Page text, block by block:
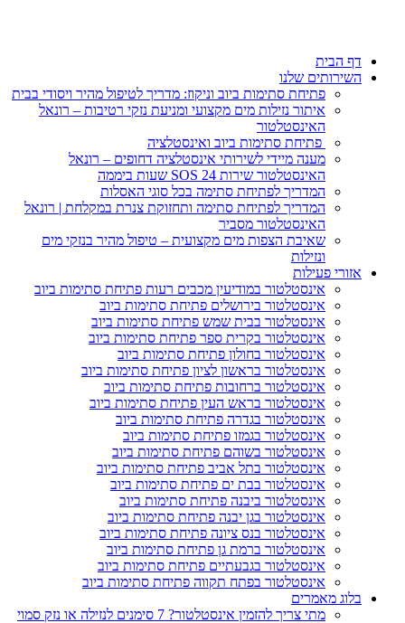
הבית
שלנו
פתיחת סתימות ביוב וניקוז: מדריך לטיפול מהיר ויסודי בבית
איתור נזילות מים מקצועי ומניעת נזקי רטיבות – רונאל
האינסטלטור
פתיחת סתימות ביוב ואינסטלציה
מענה מיידי לשירותי אינסטלציה דחופים – רונאל
האינסטלטור שירות SOS 24 שעות ביממה
המדריך לפתיחת סתימה בכל סוגי האסלות
המדריך לפתיחת סתימה ותחזוקת צנרת במקלחת | רונאל
האינסטלטור מסביר
שאיבת הצפות מים מקצועית – טיפול מהיר בנזקי מים
פעילות
אינסטלטור במודיעין מכבים רעות פתיחת סתימות ביוב
אינסטלטור בירושלים פתיחת סתימות ביוב
אינסטלטור בבית שמש פתיחת סתימות ביוב
אינסטלטור בקרית ספר פתיחת סתימות ביוב
אינסטלטור בחולון פתיחת סתימות ביוב
אינסטלטור בראשון לציון פתיחת סתימות ביוב
אינסטלטור ברחובות פתיחת סתימות ביוב
אינסטלטור בראש העין פתיחת סתימות ביוב
אינסטלטור בגדרה פתיחת סתימות ביוב
אינסטלטור בגמזו פתיחת סתימות ביוב
אינסטלטור בשוהם פתיחת סתימות ביוב
אינסטלטור בתל אביב פתיחת סתימות ביוב
אינסטלטור בבת ים פתיחת סתימות ביוב
אינסטלטור ביבנה פתיחת סתימות ביוב
אינסטלטור בגן יבנה פתיחת סתימות ביוב
אינסטלטור בנס ציונה פתיחת סתימות ביוב
אינסטלטור ברמת גן פתיחת סתימות ביוב
אינסטלטור בגבעתיים פתיחת סתימות ביוב
אינסטלטור בפתח תקווה פתיחת סתימות ביוב
מאמרים
מתי צריך להזמין אינסטלטור? 7 סימנים לנזילה או נזק סמוי